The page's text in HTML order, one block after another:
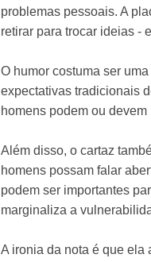
problemas pessoais. A
retirar para trocar ideias -
O humor costuma ser
expectativas tradicionais
homens podem ou
Além disso, o cartaz
homens possam falar
podem ser importantes
marginaliza a
A ironia da nota é que ela